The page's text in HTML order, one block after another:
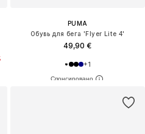
PUMA
Обувь для бега 'Flyer Lite 4'
49,90 €
+1